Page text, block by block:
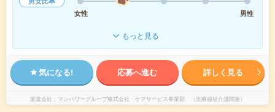
女性
男性
もっと見る
気になる! 応募へ進む 詳しく見る
派遣会社 マンパワーグループ株式会社 ケアサービス事業部 （医療福祉介護関連）